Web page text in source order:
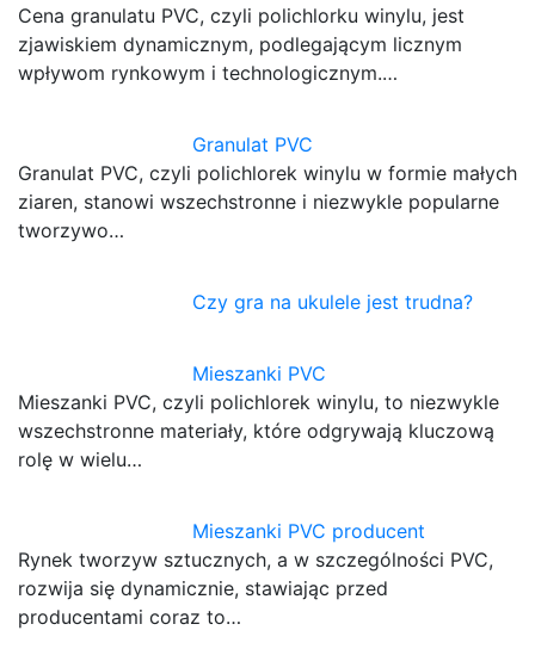
Cena granulatu PVC, czyli polichlorku winylu, jest
zjawiskiem dynamicznym, podlegającym licznym
wpływom rynkowym i technologicznym.…
Granulat PVC
Granulat PVC, czyli polichlorek winylu w formie małych
ziaren, stanowi wszechstronne i niezwykle popularne
tworzywo…
Czy gra na ukulele jest trudna?
Mieszanki PVC
Mieszanki PVC, czyli polichlorek winylu, to niezwykle
wszechstronne materiały, które odgrywają kluczową
rolę w wielu…
Mieszanki PVC producent
Rynek tworzyw sztucznych, a w szczególności PVC,
rozwija się dynamicznie, stawiając przed
producentami coraz to…